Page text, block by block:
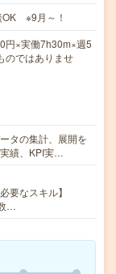
※9月～！
×実働7h30m×週5
のではありませ
タの集計、展開を
績、KPI実…
なスキル】
…